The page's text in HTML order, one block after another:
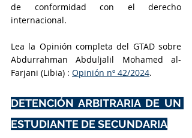
de conformidad con el derecho
internacional.
Lea la Opinión completa del GTAD sobre
Abdurrahman Abduljalil Mohamed al-
Farjani (Libia) : Opinión nº 42/2024.
DETENCIÓN ARBITRARIA DE UN
ESTUDIANTE DE SECUNDARIA